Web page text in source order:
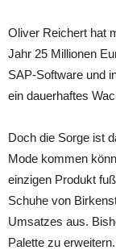
Oliver Reichert hat
Jahr 25 Millionen
SAP-Software und
ein dauerhaftes
Doch die Sorge ist
Mode kommen
einzigen Produkt
Schuhe von
Umsatzes aus.
Palette zu erweitern.